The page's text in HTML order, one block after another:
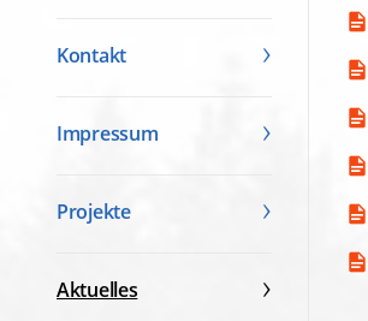
Kontakt
Impressum
Projekte
Aktuelles